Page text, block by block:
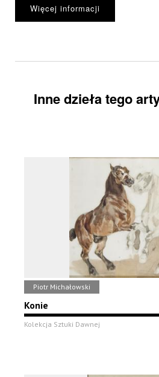
Więcej informacji
Inne dzieła tego
Piotr Michałowski
Konie
Kolekcja Sztuki Dawnej